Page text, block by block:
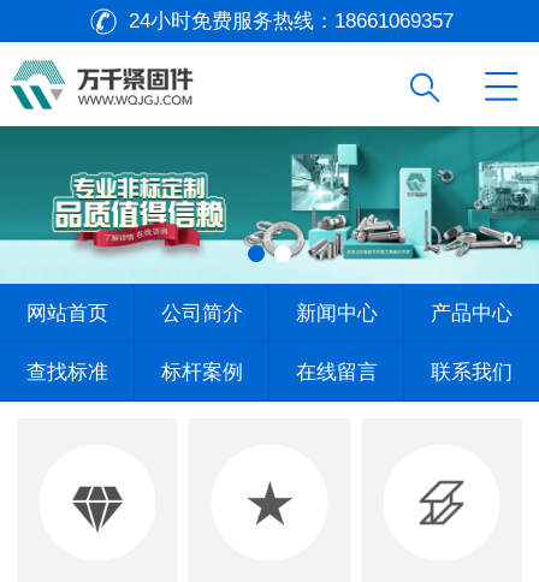
24小时免费服务热线： 18661069357
网站首页 公司简介 新闻中心 产品中心
查找标准 标杆案例 在线留言 联系我们